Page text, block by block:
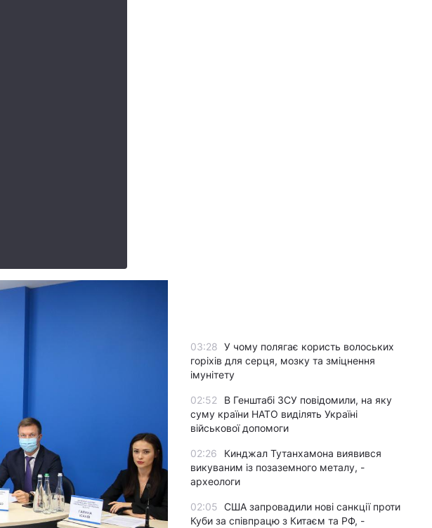
03:28 У чому полягає користь волоських
горіхів для серця, мозку та зміцнення
імунітету
02:52
В Генштабі ЗСУ повідомили, на яку
суму країни НАТО виділять Україні
військової допомоги
02:26
Кинджал Тутанхамона виявився
викуваним із позаземного металу, -
археологи
02:05 США запровадили нові санкції проти
Куби за співпрацю з Китаєм та РФ, -